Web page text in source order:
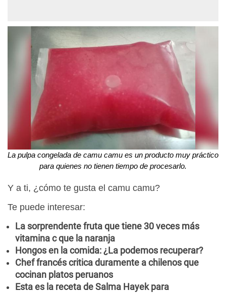
La pulpa congelada de camu camu es un producto muy práctico
para quienes no tienen tiempo de procesarlo.
Y a ti, ¿cómo te gusta el camu camu?
Te puede interesar:
La sorprendente fruta que tiene 30 veces más
vitamina c que la naranja
Hongos en la comida: ¿La podemos recuperar?
Chef francés critica duramente a chilenos que
cocinan platos peruanos
Esta es la receta de Salma Hayek para